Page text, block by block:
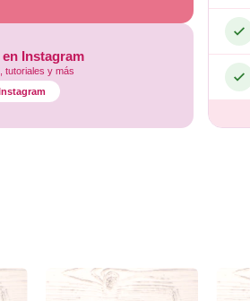
Instagram
tutoriales y más